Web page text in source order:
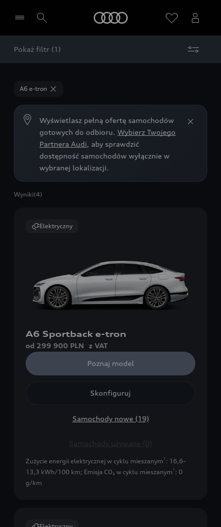
Pokaż filtr (1)
A6 e-tron
Wyświetlasz pełną ofertę samochodów
gotowych do odbioru. Wybierz Twojego
Partnera Audi, aby sprawdzić
dostępność samochodów wyłącznie w
wybranej lokalizacji.
Wyniki(4)
Elektryczny
A6 Sportback e-tron
od 299 900 PLN z VAT
Poznaj model
Skonfiguruj
Samochody nowe (19)
Samochody używane (0)
Zużycie energii elektrycznej w cyklu mieszanym 1 : 16,6–
13,3 kWh/100 km; Emisja CO₂ w cyklu mieszanym 1 : 0
g/km